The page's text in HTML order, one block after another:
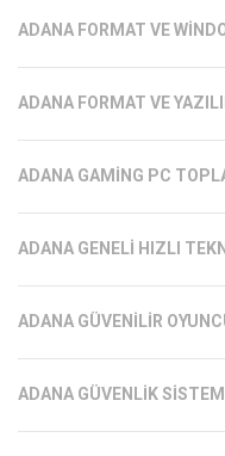
ADANA FORMAT VE
ADANA FORMAT VE
ADANA GAMING PC
ADANA GENELI HIZLI
ADANA GÜVENILIR
ADANA GÜVENLIK